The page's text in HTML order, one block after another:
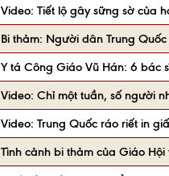
Video: Tiết lộ gây sững sờ của
Bi thảm: Người dân Trung
Y tá Công Giáo Vũ Hán: 6 bác
Video: Chỉ một tuần, số người
Video: Trung Quốc ráo riết in
Tình cảnh bi thảm của Giáo